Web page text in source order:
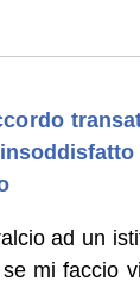
ad un
mi faccio